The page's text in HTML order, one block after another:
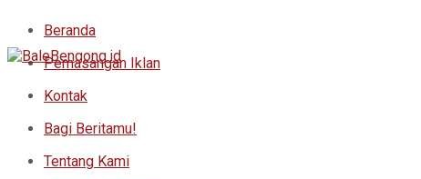
Beranda
Pemasangan Iklan
Kontak
Bagi Beritamu!
Tentang Kami